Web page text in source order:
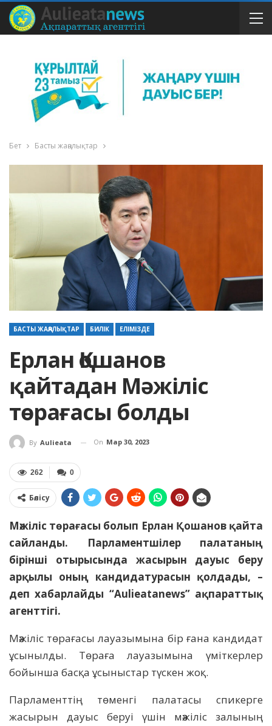
Бет Басты жаңалықтар
БАСТЫ ЖАҢАЛЫҚТАР БИЛІК ЕЛІМІЗДЕ
Ерлан Қошанов
қайтадан Мәжіліс
төрағасы болды
By Aulieata On Мар 30, 2023
0
262
Бөлісу
Мәжіліс төрағасы болып Ерлан Қошанов қайта
сайланды. Парламентшілер палатаның
бірінші отырысында жасырын дауыс беру
арқылы оның кандидатурасын қолдады, –
деп хабарлайды “Aulieatanews” ақпараттық
агенттігі.
Мәжіліс төрағасы лауазымына бір ғана кандидат
ұсынылды. Төраға лауазымына үміткерлер
бойынша басқа ұсыныстар түскен жоқ.
Парламенттің төменгі палатасы спикерге
жасырын дауыс беруі үшін мәжіліс залының